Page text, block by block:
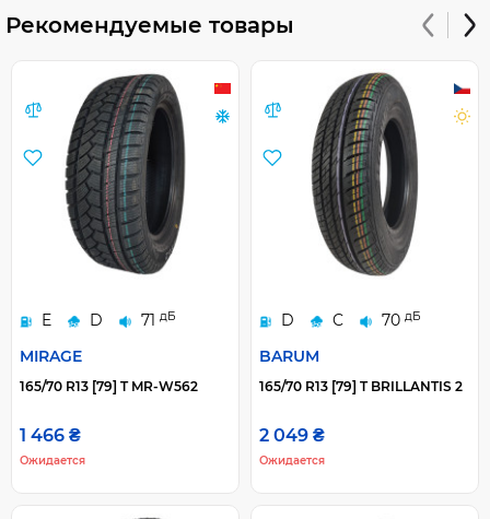
Рекомендуемые товары
E D 71 дБ
MIRAGE
165/70 R13 [79] T MR-W562
1 466 ₴
Ожидается
D C 70 дБ
BARUM
165/70 R13 [79] T BRILLANTIS 2
2 049 ₴
Ожидается